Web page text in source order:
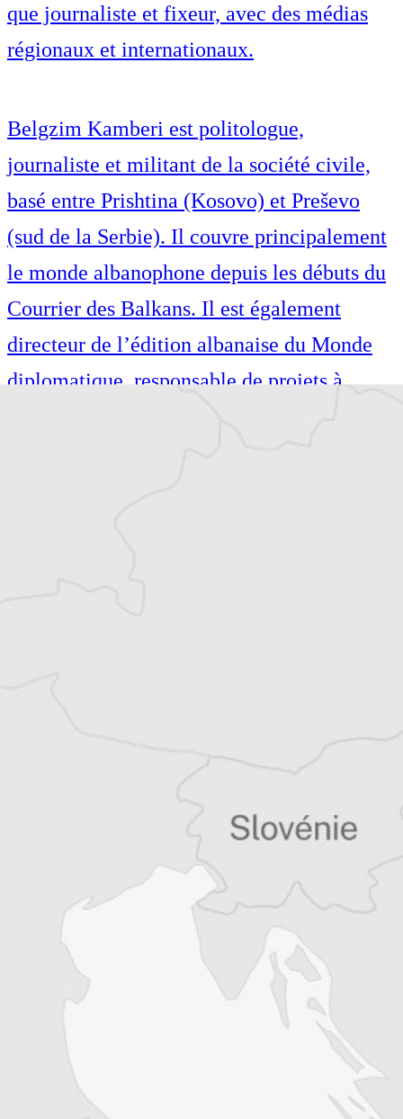
que journaliste et fixeur, avec des médias
régionaux et internationaux.
Belgzim Kamberi est politologue,
journaliste et militant de la société civile,
basé entre Prishtina (Kosovo) et Preševo
(sud de la Serbie). Il couvre principalement
le monde albanophone depuis les débuts du
Courrier des Balkans. Il est également
directeur de l’édition albanaise du Monde
diplomatique, responsable de projets à